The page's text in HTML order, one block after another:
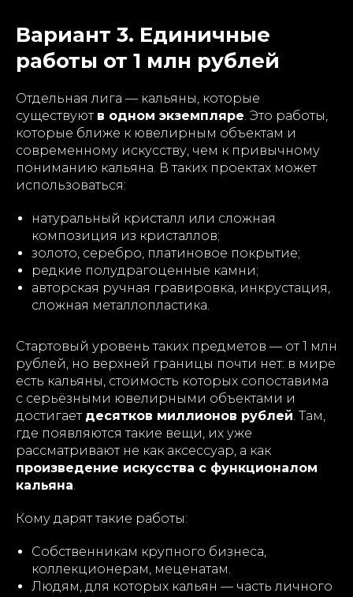
Вариант 3. Единичные
работы от 1 млн рублей
Отдельная лига — кальяны, которые
существуют в одном экземпляре . Это работы,
которые ближе к ювелирным объектам и
современному искусству, чем к привычному
пониманию кальяна. В таких проектах может
использоваться:
натуральный кристалл или сложная
композиция из кристаллов;
золото, серебро, платиновое покрытие;
редкие полудрагоценные камни;
авторская ручная гравировка, инкрустация,
сложная металлопластика.
Стартовый уровень таких предметов — от 1 млн
рублей, но верхней границы почти нет: в мире
есть кальяны, стоимость которых сопоставима
с серьёзными ювелирными объектами и
достигает десятков миллионов рублей . Там,
где появляются такие вещи, их уже
рассматривают не как аксессуар, а как
произведение искусства с функционалом
кальяна
Кому дарят такие работы:
Собственникам крупного бизнеса,
коллекционерам, меценатам.
Людям, для которых кальян — часть личного